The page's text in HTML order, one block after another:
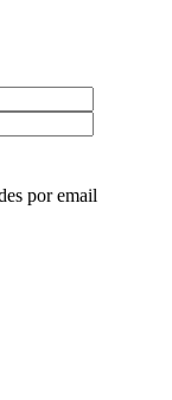
por email